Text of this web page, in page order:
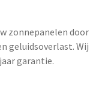
zonnepanelen door
geluidsoverlast. Wij
garantie.